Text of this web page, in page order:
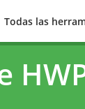
Todas las